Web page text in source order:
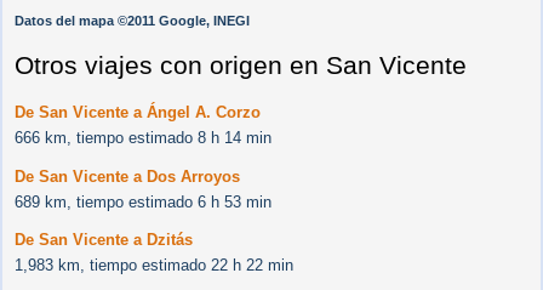
Datos del mapa ©2011 Google, INEGI
Otros viajes con origen en San Vicente
De San Vicente a Ángel A. Corzo
666 km, tiempo estimado 8 h 14 min
De San Vicente a Dos Arroyos
689 km, tiempo estimado 6 h 53 min
De San Vicente a Dzitás
1,983 km, tiempo estimado 22 h 22 min